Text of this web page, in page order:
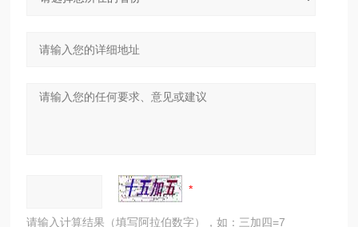
请输入计算结果（填写阿拉伯数字），如：三加四=7